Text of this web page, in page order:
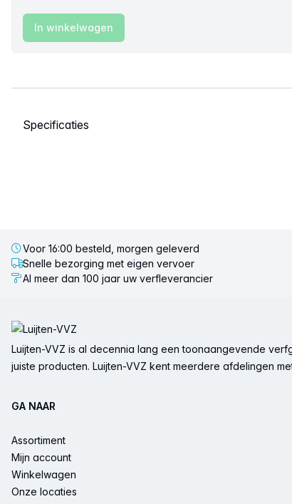
In winkelwagen
Selecteer een tabblad
Voor 16:00 besteld, morgen geleverd
Snelle bezorging met eigen vervoer
Al meer dan 100 jaar uw verfleverancier
Luijten-VVZ is al decennia lang een toonaangevende
juiste producten. Luijten-VVZ kent meerdere afdelingen
GA NAAR
Assortiment
Mijn account
Winkelwagen
Onze locaties